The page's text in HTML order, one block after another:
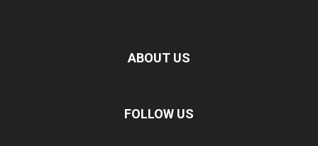
ABOUT US
FOLLOW US